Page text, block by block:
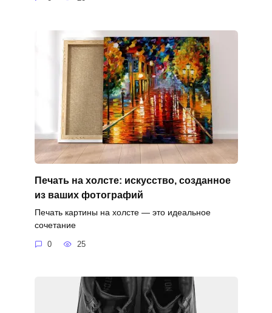
Печать на холсте: искусство, созданное
из ваших фотографий
Печать картины на холсте — это идеальное
сочетание
0 25